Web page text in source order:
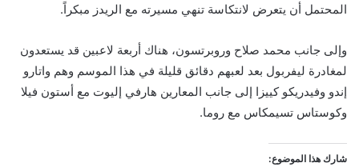
المحتمل أن يتعرض لانتكاسة تنهي مسيرته مع الريدز مبكراً.
وإلى جانب محمد صلاح وروبرتسون، هناك أربعة لاعبين قد يستعدون
لمغادرة ليفربول بعد لعبهم دقائق قليلة في هذا الموسم وهم واتارو
إندو وفيدريكو كييزا إلى جانب المعارين هارفي إليوت مع أستون فيلا
وكوستاس تسيمكاس مع روما.
شارك هذا الموضوع: